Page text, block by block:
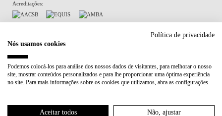
Acreditações:
Participa em:
Plano de Recuperação e Resiliência (PRR)
Política de Privacidade
Política de privacidade
Nós usamos cookies
Podemos colocá-los para análise dos nossos dados de visitantes, para melhorar o nosso
site, mostrar conteúdos personalizados e para lhe proporcionar uma óptima experiência
no site. Para mais informações sobre os cookies que utilizamos, abra as configurações.
Aceitar todos Não, ajustar